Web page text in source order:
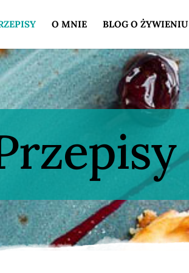
O MNIE BLOG O ŻYWIENIU